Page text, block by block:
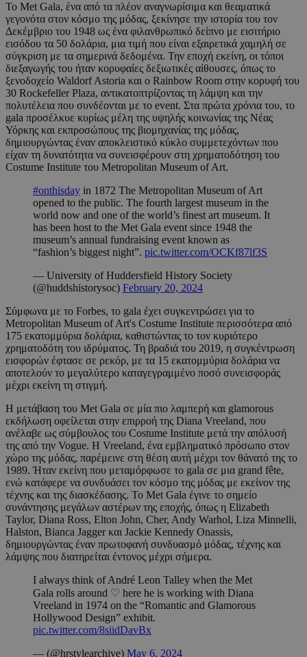
Το Met Gala, ένα από τα πλέον αναγνωρίσιμα και θεαματικά
γεγονότα στον κόσμο της μόδας, ξεκίνησε την ιστορία του τον
Δεκέμβριο του 1948 ως ένα φιλανθρωπικό δείπνο με εισιτήριο
εισόδου τα 50 δολάρια, μια τιμή που είναι εξαιρετικά χαμηλή σε
σύγκριση με τα σημερινά δεδομένα. Την εποχή εκείνη, οι τόποι
διεξαγωγής του ήταν κορυφαίες δεξιωτικές αίθουσες, όπως το
ξενοδοχείο Waldorf Astoria και ο Rainbow Room στην κορυφή του
30 Rockefeller Plaza, αντικατοπτρίζοντας τη λάμψη και την
πολυτέλεια που συνδέονται με το event. Στα πρώτα χρόνια του, το
gala προσέλκυε κυρίως μέλη της υψηλής κοινωνίας της Νέας
Υόρκης και εκπροσώπους της βιομηχανίας της μόδας,
δημιουργώντας έναν αποκλειστικό κύκλο συμμετεχόντων που
είχαν τη δυνατότητα να συνεισφέρουν στη χρηματοδότηση του
Costume Institute του Metropolitan Museum of Art.
#onthisday in 1872 The Metropolitan Museum of Art
opened to the public. The fourth largest museum in the
world now and one of the world’s finest art museum. It
has been host to the Met Gala event since 1948 the
museum’s annual fundraising event known as
“fashion’s biggest night”. pic.twitter.com/OCKf87lf3S
— University of Huddersfield History Society
(@huddshistorysoc) February 20, 2024
Σύμφωνα με το Forbes, το gala έχει συγκεντρώσει για το
Metropolitan Museum of Art's Costume Institute περισσότερα από
175 εκατομμύρια δολάρια, καθιστώντας το τον κυριότερο
χρηματοδότη του ιδρύματος. Τη βραδιά του 2019, η συγκέντρωση
εισφορών έφτασε σε ρεκόρ, με τα 15 εκατομμύρια δολάρια να
αποτελούν το μεγαλύτερο καταγεγραμμένο ποσό συνεισφοράς
μέχρι εκείνη τη στιγμή.
Η μετάβαση του Met Gala σε μία πιο λαμπερή και glamorous
εκδήλωση οφείλεται στην επιρροή της Diana Vreeland, που
ανέλαβε ως σύμβουλος του Costume Institute μετά την απόλυσή
της από την Vogue. Η Vreeland, ένα εμβληματικό πρόσωπο στον
χώρο της μόδας, παρέμεινε στη θέση αυτή μέχρι τον θάνατό της το
1989. Ήταν εκείνη που μεταμόρφωσε το gala σε μια grand fête,
ενώ κατάφερε να συνδυάσει τον κόσμο της μόδας με εκείνον της
τέχνης και της διασκέδασης. Το Met Gala έγινε το σημείο
συνάντησης μεγάλων αστέρων της εποχής, όπως η Elizabeth
Taylor, Diana Ross, Elton John, Cher, Andy Warhol, Liza Minnelli,
Halston, Bianca Jagger και Jackie Kennedy Onassis,
δημιουργώντας έναν πρωτοφανή συνδυασμό μόδας, τέχνης και
λάμψης που διατηρείται έντονος μέχρι σήμερα.
I always think of André Leon Talley when the Met
Gala rolls around ♡︎ here he is working with Diana
Vreeland in 1974 on the “Romantic and Glamorous
Hollywood Design” exhibit.
pic.twitter.com/8siidDavBx
— (@hrstylearchive) May 6, 2024